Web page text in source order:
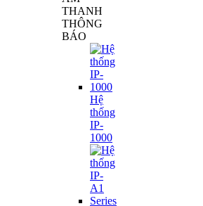
THANH
THÔNG
BÁO
Hệ
thống
IP-
1000